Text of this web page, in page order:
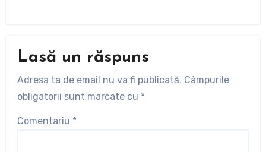
Lasă un răspuns
Adresa ta de email nu va fi publicată. Câmpurile
obligatorii sunt marcate cu *
Comentariu *